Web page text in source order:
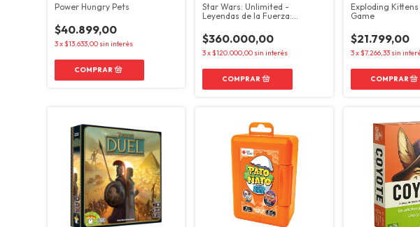
Power Hungry Pets
$40.899,00
3x $13.633,00 sin interés
Star Wars: Unlimited -
Leyendas de la Fuerza:
$360.000,00
3x $120.000,00 sin interés
Exploding
Game
$21.799,00
3x $7.266,33 sin